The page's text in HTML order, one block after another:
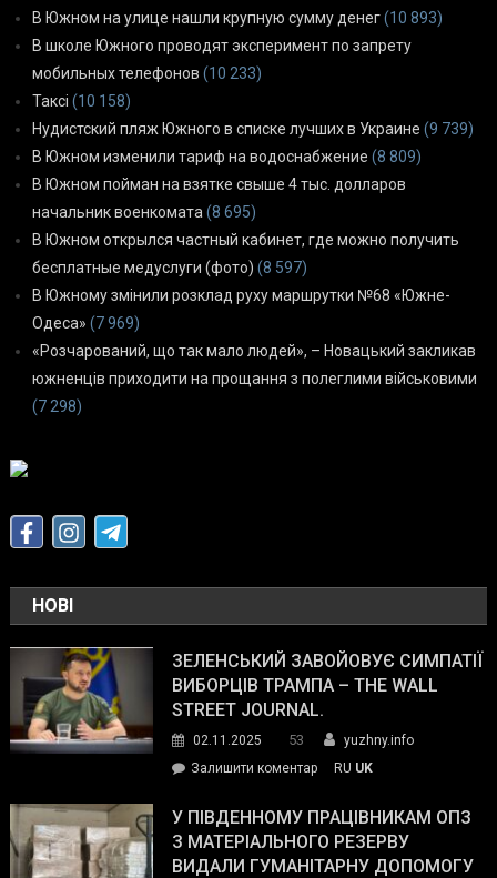
В Южном на улице нашли крупную сумму денег(10 893)
В школе Южного проводят эксперимент по запрету
мобильных телефонов (10 233)
Таксі (10 158)
Нудистский пляж Южного в списке лучших в Украине (9 739)
В Южном изменили тариф на водоснабжение (8 809)
В Южном пойман на взятке свыше 4 тыс. долларов
начальник военкомата (8 695)
В Южном открылся частный кабинет, где можно получить
бесплатные медуслуги (фото) (8 597)
В Южному змінили розклад руху маршрутки №68 «Южне-
Одеса» (7 969)
«Розчарований, що так мало людей», – Новацький закликав
южненців приходити на прощання з полеглими військовими
(7 298)
НОВІ
ЗЕЛЕНСЬКИЙ ЗАВОЙОВУЄ СИМПАТІЇ
ВИБОРЦІВ ТРАМПА – THE WALL
STREET JOURNAL.
02.11.2025 53
yuzhny.info
Залишити коментарon
завойовує
симпатії
виборців
RU UK
У ПІВДЕННОМУ ПРАЦІВНИКАМ ОПЗ
З МАТЕРІАЛЬНОГО РЕЗЕРВУ
ВИДАЛИ ГУМАНІТАРНУ ДОПОМОГУ